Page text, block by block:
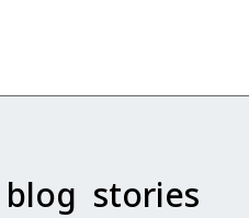
stories